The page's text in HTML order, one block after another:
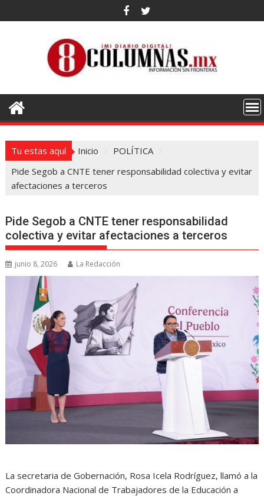
al
Tu estas aquí Inicio
POLÍTICA
Pide Segob a CNTE tener responsabilidad colectiva y evitar
afectaciones a terceros
Pide Segob a CNTE tener responsabilidad
colectiva y evitar afectaciones a terceros
junio 8, 2026 La Redacción
La secretaria de Gobernación, Rosa Icela Rodríguez, llamó a la
Coordinadora Nacional de Trabajadores de la Educación a